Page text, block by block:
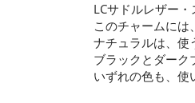
LCサドルレザー
このチャームに
ナチュラルは、使
ブラックとダーク
いずれの色も、使